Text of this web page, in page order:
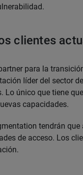
clientes
para la
líder del sector
Lo único que tiene
capacidades.
tendrán
de acceso. Los